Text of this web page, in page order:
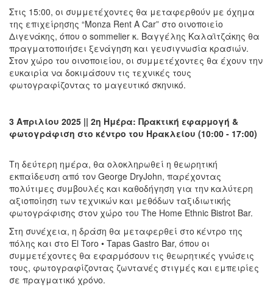
Στις 15:00, οι συμμετέχοντες θα μεταφερθούν με όχημα
της επιχείρησης “Monza Rent A Car” στο οινοποιείο
Διγενάκης, όπου ο sommelier κ. Βαγγέλης Καλαϊτζάκης θα
πραγματοποιήσει ξενάγηση και γευσιγνωσία κρασιών.
Στον χώρο του οινοποιείου, οι συμμετέχοντες θα έχουν την
ευκαιρία να δοκιμάσουν τις τεχνικές τους
φωτογραφίζοντας το μαγευτικό σκηνικό.
3 Απριλίου 2025 || 2η Ημέρα: Πρακτική εφαρμογή &
φωτογράφιση στο κέντρο του Ηρακλείου (10:00 - 17:00)
Τη δεύτερη ημέρα, θα ολοκληρωθεί η θεωρητική
εκπαίδευση από τον George DryJohn, παρέχοντας
πολύτιμες συμβουλές και καθοδήγηση για την καλύτερη
αξιοποίηση των τεχνικών και μεθόδων ταξιδιωτικής
φωτογράφισης στον χώρο του The Home Ethnic Bistrot Bar.
Στη συνέχεια, η δράση θα μεταφερθεί στο κέντρο της
πόλης και στο El Toro • Tapas Gastro Bar, όπου οι
συμμετέχοντες θα εφαρμόσουν τις θεωρητικές γνώσεις
τους, φωτογραφίζοντας ζωντανές στιγμές και εμπειρίες
σε πραγματικό χρόνο.